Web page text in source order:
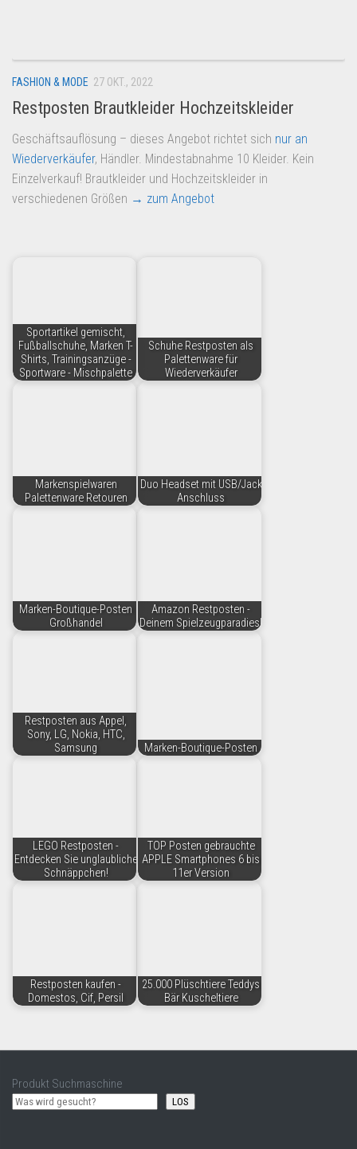
Amazon
Aldi
Lidl
Kostenlos verkaufen
Anmelden
FASHION & MODE 27 OKT., 2022
Restposten Brautkleider Hochzeitskleider
Geschäftsauflösung – dieses Angebot richtet sich nur an
Wiederverkäufer, Händler. Mindestabnahme 10 Kleider. Kein
Einzelverkauf! Brautkleider und Hochzeitskleider in
verschiedenen Größen → zum Angebot
Sportartikel gemischt,
Fußballschuhe, Marken T-
Shirts, Trainingsanzüge -
Sportware - Mischpalette
Schuhe Restposten als
Palettenware für
Wiederverkäufer
Markenspielwaren
Palettenware Retouren
Duo Headset mit USB/Jack
Anschluss
Marken-Boutique-Posten
Großhandel
Amazon Restposten -
Deinem Spielzeugparadies!
Restposten aus Appel,
Sony, LG, Nokia, HTC,
Samsung
Marken-Boutique-Posten
LEGO Restposten -
Entdecken Sie unglaubliche
Schnäppchen!
TOP Posten gebrauchte
APPLE Smartphones 6 bis
11er Version
Restposten kaufen -
Domestos, Cif, Persil
25.000 Plüschtiere Teddys
Bär Kuscheltiere
Produkt Suchmaschine
LOS